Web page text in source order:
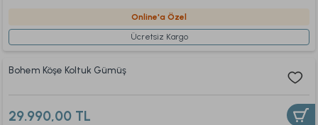
Online'a Özel
Ücretsiz Kargo
Bohem Köşe Koltuk Gümüş
29.990,00 TL